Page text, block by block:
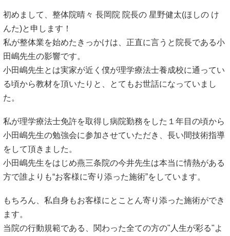
初めまして、整体院晴々 長岡院 院長の 星野健太(ほしの け
んた)と申します！
私が整体業を始めたきっかけは、正直に言うと院長である小
田嶋先生の影響です。
小田嶋先生とは実家が近く僕が理学療法士養成校に通ってい
る頃から教材を頂いたりと、とてもお世話になっていまし
た。
私が理学療法士免許を取得し病院勤務をした１年目の頃から
小田嶋先生の勉強会に参加させていただき、長い間技術指導
をして頂きました。
小田嶋先生をはじめ燕三条院の今井先生は本当に情熱がある
方で誰よりも“お客様に寄り添った施術”をしています。
もちろん、私自身もお客様にとことん寄り添った施術ができ
ます。
当院の行動規範である、関わった全ての方の"人生が彩る"よ